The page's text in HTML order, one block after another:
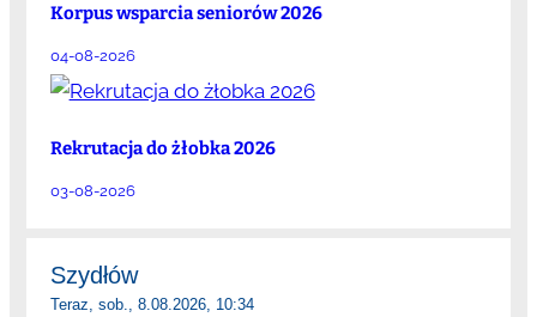
Korpus wsparcia seniorów 2026
04-08-2026
Rekrutacja do żłobka 2026
03-08-2026